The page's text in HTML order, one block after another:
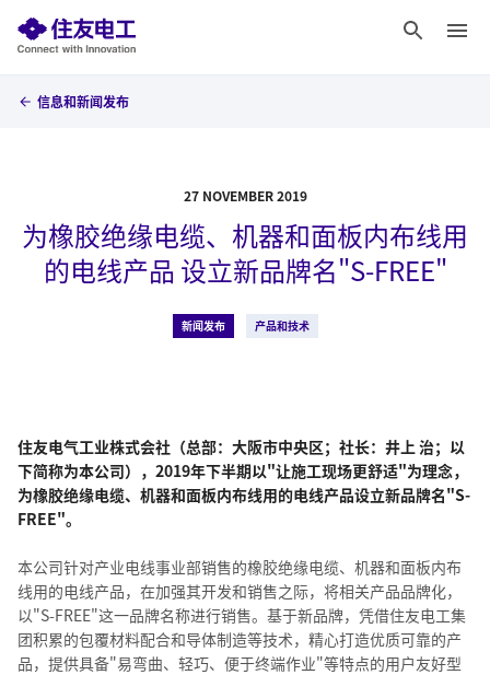
信息和新闻发布
27 NOVEMBER 2019
为橡胶绝缘电缆、机器和面板内布线用
的电线产品 设立新品牌名"S-FREE"
新闻发布 产品和技术
住友电气工业株式会社（总部：大阪市中央区；社长：井上 治；以
下简称为本公司），2019年下半期以"让施工现场更舒适"为理念，
为橡胶绝缘电缆、机器和面板内布线用的电线产品设立新品牌名"S-
FREE"。
本公司针对产业电线事业部销售的橡胶绝缘电缆、机器和面板内布
线用的电线产品，在加强其开发和销售之际，将相关产品品牌化，
以"S-FREE"这一品牌名称进行销售。基于新品牌，凭借住友电工集
团积累的包覆材料配合和导体制造等技术，精心打造优质可靠的产
品，提供具备"易弯曲、轻巧、便于终端作业"等特点的用户友好型